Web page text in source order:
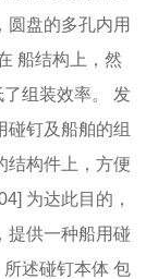
圆盘的多孔内用
船结构上，然
组装效率。 发
碰钉及船舶的组
结构件上，方便
为达此目的，
提供一种船用碰
述碰钉本体 包